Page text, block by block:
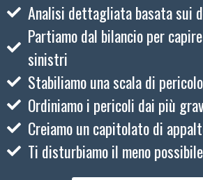
Analisi dettagliata basata sui
Partiamo dal bilancio per
sinistri
Stabiliamo una scala di
Ordiniamo i pericoli dai più
Creiamo un capitolato di
Ti disturbiamo il meno possibile